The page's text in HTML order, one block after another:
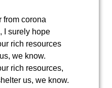
from corona
I surely hope
rich resources
we know.
rich resources,
us, we know.